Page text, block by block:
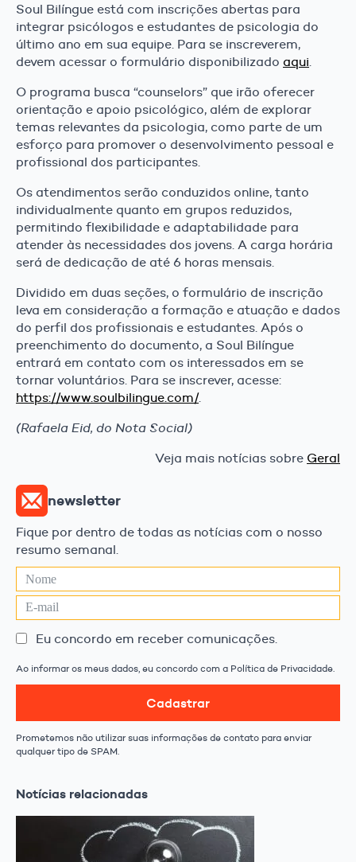
Soul Bilíngue está com inscrições abertas para
integrar psicólogos e estudantes de psicologia do
último ano em sua equipe. Para se inscreverem,
devem acessar o formulário disponibilizado aqui.
O programa busca “counselors” que irão oferecer
orientação e apoio psicológico, além de explorar
temas relevantes da psicologia, como parte de um
esforço para promover o desenvolvimento pessoal e
profissional dos participantes.
Os atendimentos serão conduzidos online, tanto
individualmente quanto em grupos reduzidos,
permitindo flexibilidade e adaptabilidade para
atender às necessidades dos jovens. A carga horária
será de dedicação de até 6 horas mensais.
Dividido em duas seções, o formulário de inscrição
leva em consideração a formação e atuação e dados
do perfil dos profissionais e estudantes. Após o
preenchimento do documento, a Soul Bilíngue
entrará em contato com os interessados em se
tornar voluntários. Para se inscrever, acesse:
https://www.soulbilingue.com/.
(Rafaela Eid, do Nota Social)
Veja mais notícias sobre Geral
newsletter
Fique por dentro de todas as notícias com o nosso
resumo semanal.
Eu concordo em receber comunicações.
Ao informar os meus dados, eu concordo com a Política de Privacidade.
Cadastrar
Prometemos não utilizar suas informações de contato para enviar
qualquer tipo de SPAM.
Notícias relacionadas